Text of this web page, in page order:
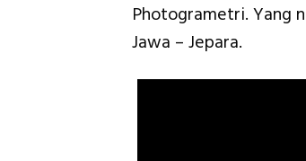
Photogrametri. Yang
Jawa – Jepara.